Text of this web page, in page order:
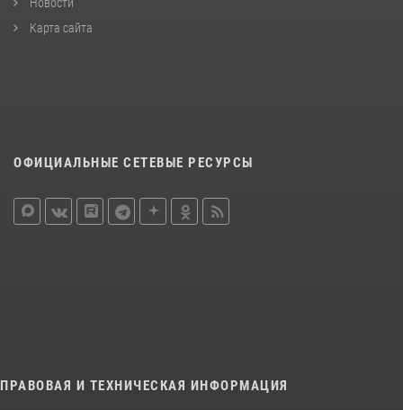
Карта сайта
ОФИЦИАЛЬНЫЕ СЕТЕВЫЕ РЕСУРСЫ
ПРАВОВАЯ И ТЕХНИЧЕСКАЯ ИНФОРМАЦИЯ